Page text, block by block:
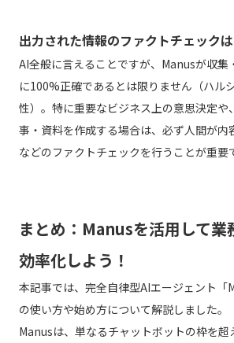
出力された情報のファクトチェック
AI全般に言えることですが、Manusが収集
に100%正確であるとは限りません（ハル
性）。特に重要なビジネス上の意思決定や
事・資料を作成する場合は、必ず人間が内
などのファクトチェックを行うことが重要
まとめ：Manusを活用して業
効率化しよう！
本記事では、完全自律型AIエージェント「
の使い方や始め方について解説しました。
Manusは、単なるチャットボットの枠を超